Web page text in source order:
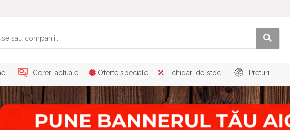
Cereri actuale Oferte speciale Lichidari de stoc Preturi